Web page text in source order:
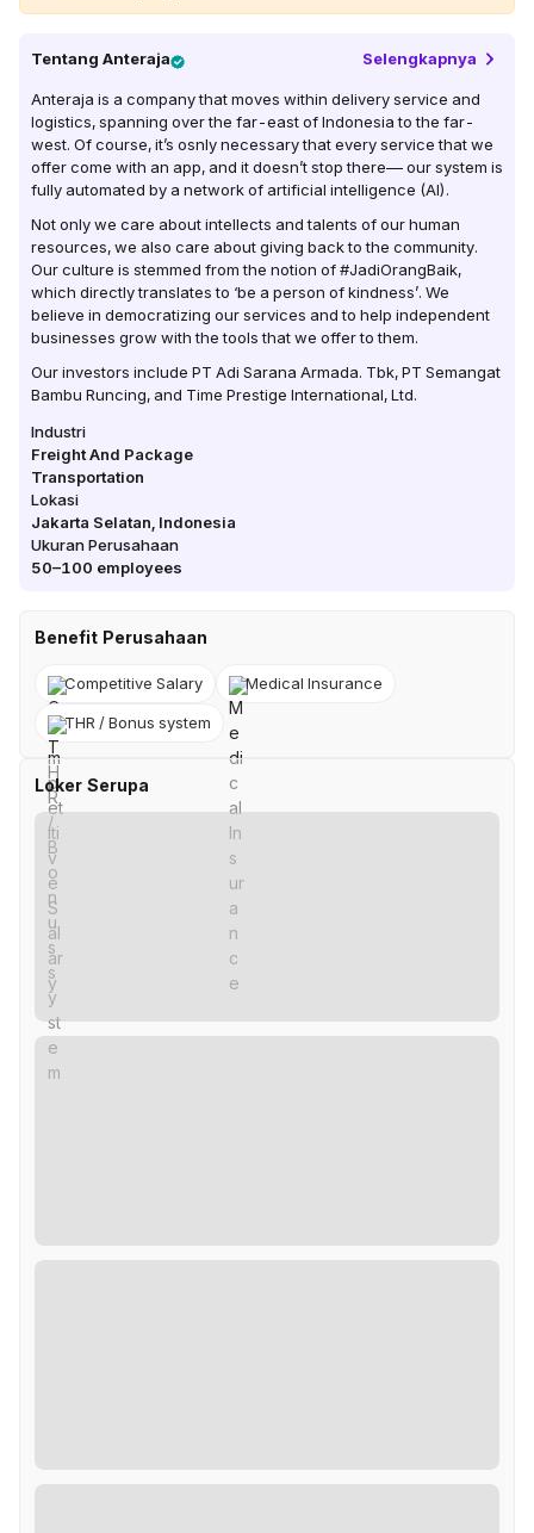
Tentang Anteraja Selengkapnya
Anteraja is a company that moves within delivery service and
logistics, spanning over the far-east of Indonesia to the far-
west. Of course, it’s osnly necessary that every service that we
offer come with an app, and it doesn’t stop there–– our system is
fully automated by a network of artificial intelligence (AI).
Not only we care about intellects and talents of our human
resources, we also care about giving back to the community.
Our culture is stemmed from the notion of #JadiOrangBaik,
which directly translates to ‘be a person of kindness’. We
believe in democratizing our services and to help independent
businesses grow with the tools that we offer to them.
Our investors include PT Adi Sarana Armada. Tbk, PT Semangat
Bambu Runcing, and Time Prestige International, Ltd.
Industri
Freight And Package
Transportation
Lokasi
Jakarta Selatan Indonesia
Ukuran Perusahaan
50–100 employees
Benefit Perusahaan
Competitive Salary Medical Insurance
THR / Bonus system
Loker Serupa